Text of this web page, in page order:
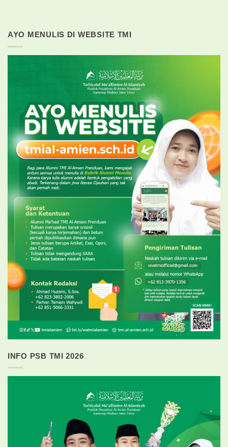
AYO MENULIS DI WEBSITE TMI
INFO PSB TMI 2026